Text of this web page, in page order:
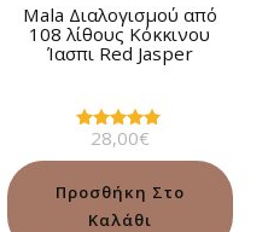
Mala Διαλογισμού από
108 λίθους Κόκκινου
Ίασπι Red Jasper
Βαθμολογήθηκε
από 5
28,00€
Προσθήκη Στο
Καλάθι